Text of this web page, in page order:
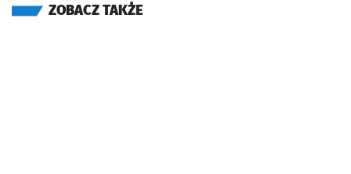
ZOBACZ TAKŻE